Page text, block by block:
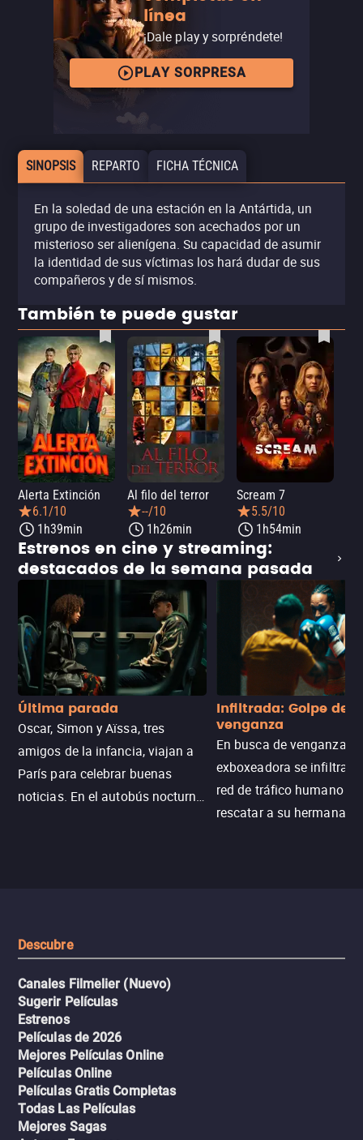
línea
¡Dale play y sorpréndete!
PLAY SORPRESA
SINOPSIS REPARTO FICHA TÉCNICA
En la soledad de una estación en la Antártida, un
grupo de investigadores son acechados por un
misterioso ser alienígena. Su capacidad de asumir
la identidad de sus víctimas los hará dudar de sus
compañeros y de sí mismos.
También te puede gustar
Alerta Extinción
6.1/10
1h39min
Al filo del terror
--/10
1h26min
Scream 7
5.5/10
1h54min
Estrenos en cine y streaming:
destacados de la semana pasada
Última parada
Oscar, Simon y Aïssa, tres
amigos de la infancia, viajan a
París para celebrar buenas
noticias. En el autobús nocturno
Infiltrada: Golpe de
venganza
En busca de venganza,
exboxeadora se infiltra
red de tráfico humano
rescatar a su hermana
Descubre
Canales Filmelier (Nuevo)
Sugerir Películas
Estrenos
Películas de 2026
Mejores Películas Online
Películas Online
Películas Gratis Completas
Todas Las Películas
Mejores Sagas